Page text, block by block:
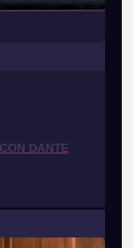
DANTE